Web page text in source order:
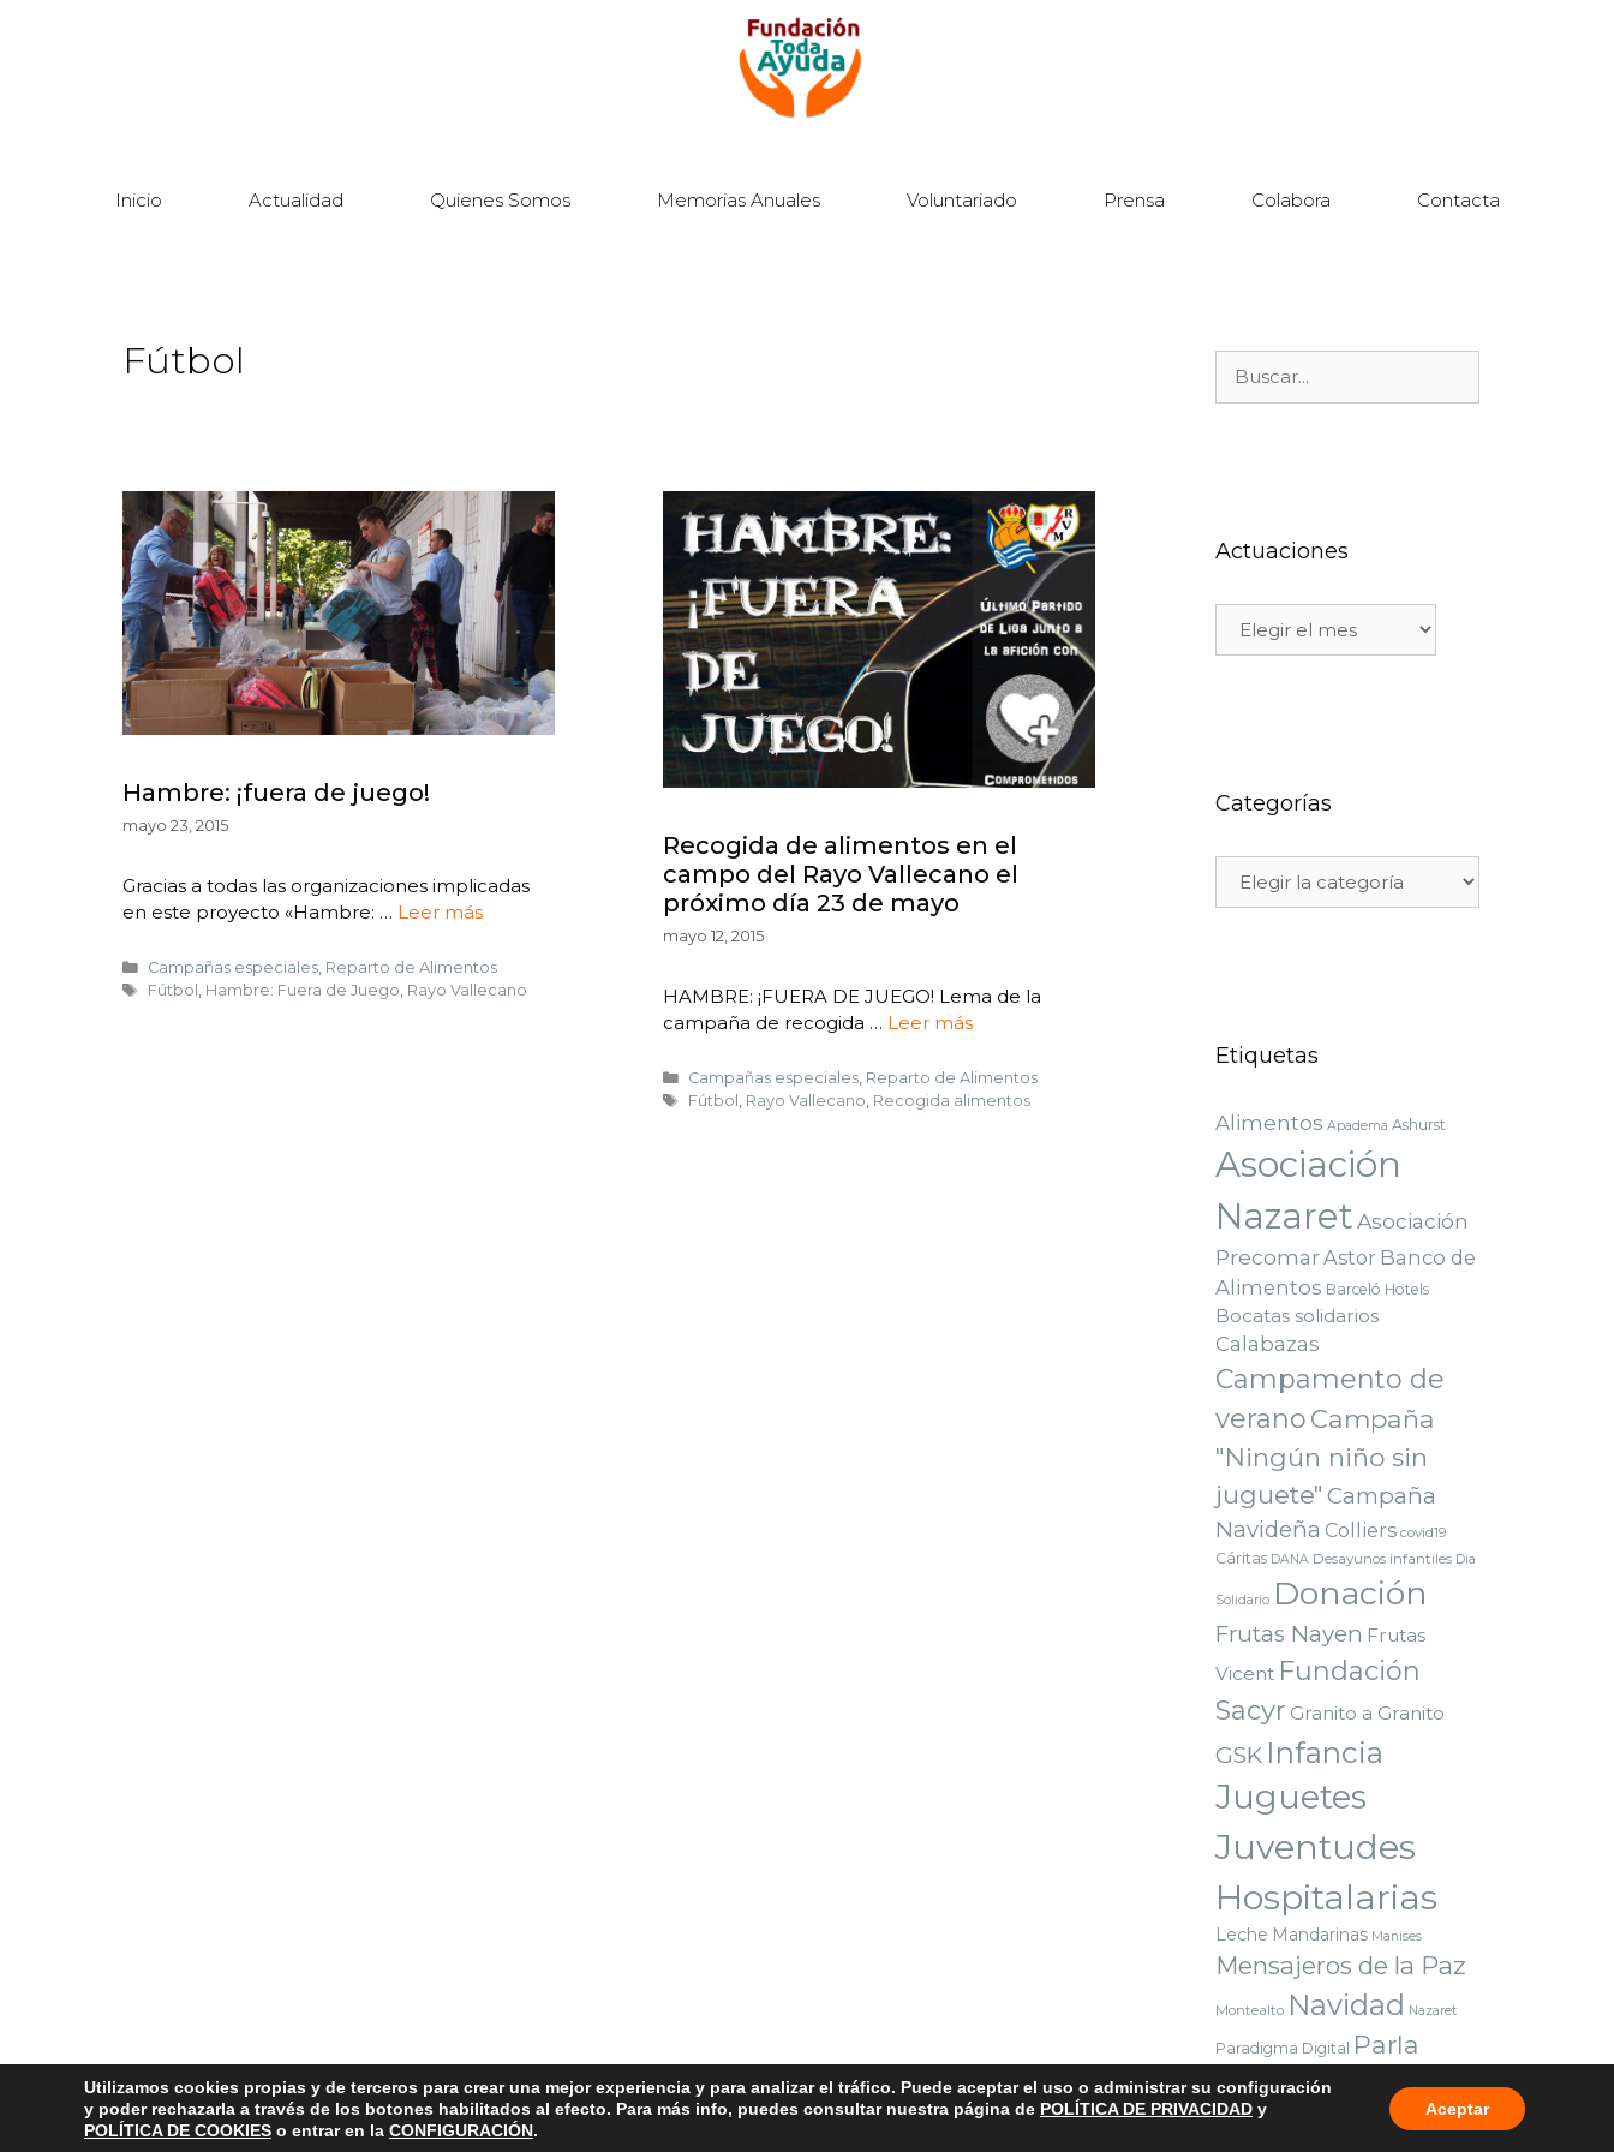
Inicio Actualidad Quienes Somos Memorias Anuales Voluntariado Prensa Colabora Contacta
Fútbol
Hambre: ¡fuera de juego!
mayo 23, 2015
Gracias a todas las organizaciones implicadas
en este proyecto «Hambre: … Leer más
Campañas especiales, Reparto de Alimentos
Fútbol , Hambre: Fuera de Juego, Rayo Vallecano
Recogida de alimentos en el
campo del Rayo Vallecano el
próximo día 23 de mayo
mayo 12, 2015
HAMBRE: ¡FUERA DE JUEGO! Lema de la
campaña de recogida … Leer más
Campañas especiales, Reparto de Alimentos
Fútbol , Rayo Vallecano, Recogida alimentos
Actuaciones
Categorías
Etiquetas
Alimentos Apadema Ashurst
Asociación
NazaretAsociación
PrecomarAstor Banco de
Alimentos Barceló Hotels
Bocatas solidarios
Calabazas
Campamento de
verano Campaña
"Ningún niño sin
juguete" Campaña
Navideña Colliers covid19
Cáritas DANA Desayunos infantiles Dia
Solidario Donación
Frutas Nayen Frutas
Vicent Fundación
Sacyr Granito a Granito
GSK Infancia
Juguetes
Juventudes
Hospitalarias
Leche Mandarinas Manises
Mensajeros de la Paz
Montealto Navidad Nazaret
Paradigma Digital Parla
Red Solidaria Bankia
Reyes Magos Sorteo Valencia
Vuelta al cole
Utilizamos cookies propias y de terceros para crear una mejor experiencia y para analizar el tráfico. Puede aceptar el uso o administrar su configuración
y poder rechazarla a través de los botones habilitados al efecto. Para más info, puedes consultar nuestra página de POLÍTICA DE PRIVACIDAD y
POLÍTICA DE COOKIES o entrar en la CONFIGURACIÓN.
Aceptar